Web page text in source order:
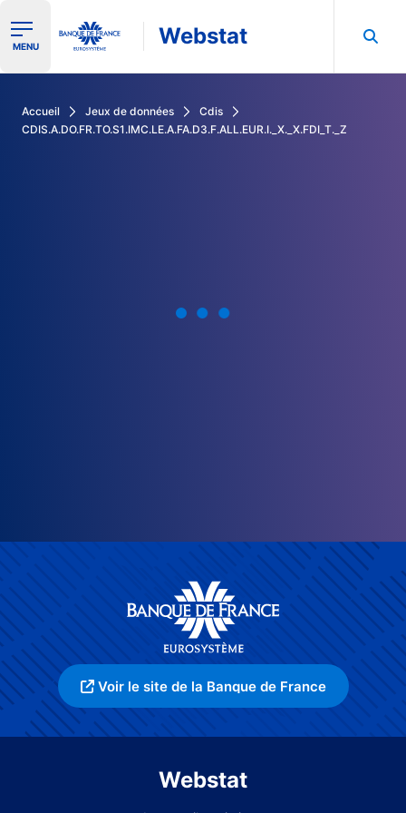
Ouvrir le menu de navigation
MENU Webstat
Accueil Jeux de données
Cdis
CDIS.A.DO.FR.TO.S1.IMC.LE.A.FA.D3.F.ALL.EUR.I._X._X.FDI_T._Z
Voir le site de la Banque de France
Webstat